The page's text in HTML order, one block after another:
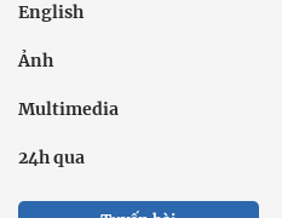
English
Ảnh
Multimedia
24h qua